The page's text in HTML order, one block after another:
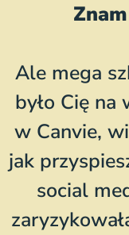
Ale mega
było Cię na
w Canvie,
jak
social